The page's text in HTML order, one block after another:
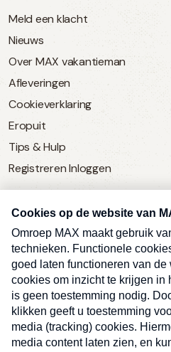
Meld een klacht
Nieuws
Over MAX vakantieman
Afleveringen
Cookieverklaring
Eropuit
Tips & Hulp
Registreren Inloggen
SERVICE
Over Omroep MAX
MAX Vandaag
MAX Meldpunt
Pers
Contact
Algemene voorwaarden